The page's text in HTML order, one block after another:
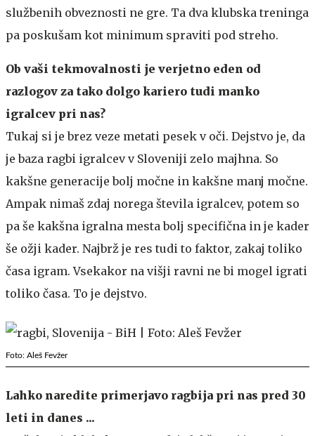
službenih obveznosti ne gre. Ta dva klubska treninga
pa poskušam kot minimum spraviti pod streho.
Ob vaši tekmovalnosti je verjetno eden od
razlogov za tako dolgo kariero tudi manko
igralcev pri nas?
Tukaj si je brez veze metati pesek v oči. Dejstvo je, da
je baza ragbi igralcev v Sloveniji zelo majhna. So
kakšne generacije bolj močne in kakšne manj močne.
Ampak nimaš zdaj norega števila igralcev, potem so
pa še kakšna igralna mesta bolj specifična in je kader
še ožji kader. Najbrž je res tudi to faktor, zakaj toliko
časa igram. Vsekakor na višji ravni ne bi mogel igrati
toliko časa. To je dejstvo.
Foto: Aleš Fevžer
Lahko naredite primerjavo ragbija pri nas pred 30
leti in danes ...